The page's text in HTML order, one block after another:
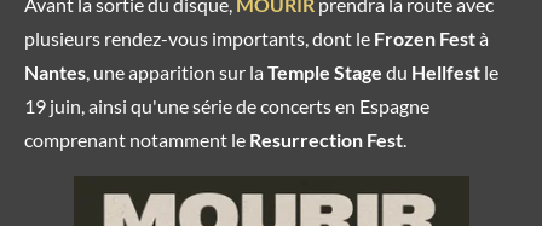
plusieurs rendez-vous importants, dont le Frozen Festà
Nantes, une apparition sur la Temple Stage du Hellfest le
19 juin, ainsi qu'une série de concerts en Espagne
comprenant notamment le Resurrection Fest.